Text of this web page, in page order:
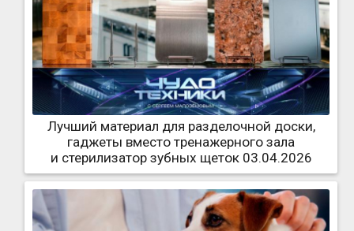
Лучший материал для разделочной доски,
гаджеты вместо тренажерного зала
и стерилизатор зубных щеток 03.04.2026